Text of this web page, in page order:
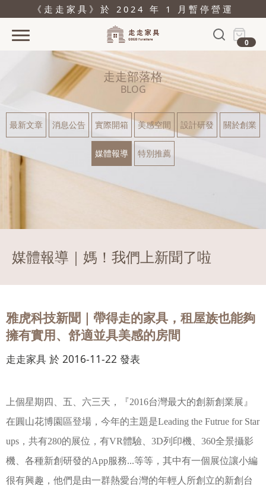
《走走家具》於 2024 年 1 月暫停營運
0
產品
關於
據點
結帳
會員登入
走走部落格
BLOG
最新文章 消息公告 實際開箱 美感空間 設計研發 關於創業
媒體報導 特別推薦
媒體報導｜媽！我們上新聞了啦
雅虎科技新聞｜帶得走的家具，租屋族也能夠
擁有實用、舒適並具美感的房間
走走家具 於 2016-11-22 發表
上個星期四、五、六三天，『2016台灣最大的創新創業展』
在圓山花博園區登場，今年的主題是Leading the Futrue for Star
ups，共有280的展位，有VR體驗、3D列印機、360全景攝影
機、各種新創研發的App服務...等等，其中有一個展位讓小編
很有興趣，他們是由一群熱愛台灣的年輕人所創立的新創台